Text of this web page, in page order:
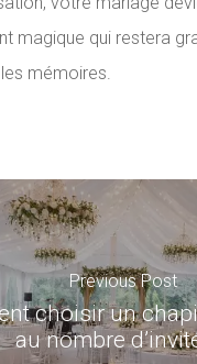
magique qui restera
mémoires.
Previous Post
choisir un
au nombre